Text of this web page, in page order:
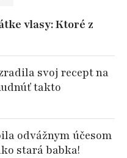
vlasy: Ktoré z
svoj recept na
takto
odvážnym účesom
stará babka!